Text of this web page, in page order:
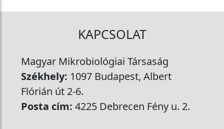
KAPCSOLAT
Magyar Mikrobiológiai Társaság
Székhely: 1097 Budapest, Albert
Flórián út 2-6.
Posta cím: 4225 Debrecen Fény u. 2.